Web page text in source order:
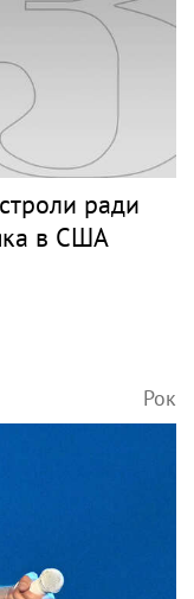
ради
в США
Рок